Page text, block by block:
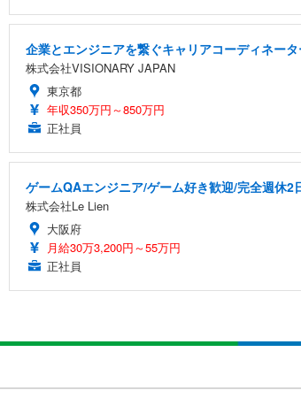
企業とエンジニアを繋ぐキャリアコーディネー
株式会社VISIONARY JAPAN
東京都
年収350万円～850万円
正社員
ゲームQAエンジニア/ゲーム好き歓迎/完全週休
株式会社Le Lien
大阪府
月給30万3,200円～55万円
正社員